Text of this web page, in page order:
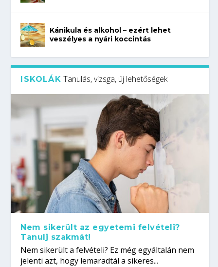
Kánikula és alkohol – ezért lehet
veszélyes a nyári koccintás
ISKOLÁK Tanulás, vizsga, új lehetőségek
Nem sikerült az egyetemi felvételi?
Tanulj szakmát!
Nem sikerült a felvételi? Ez még egyáltalán nem
jelenti azt, hogy lemaradtál a sikeres...